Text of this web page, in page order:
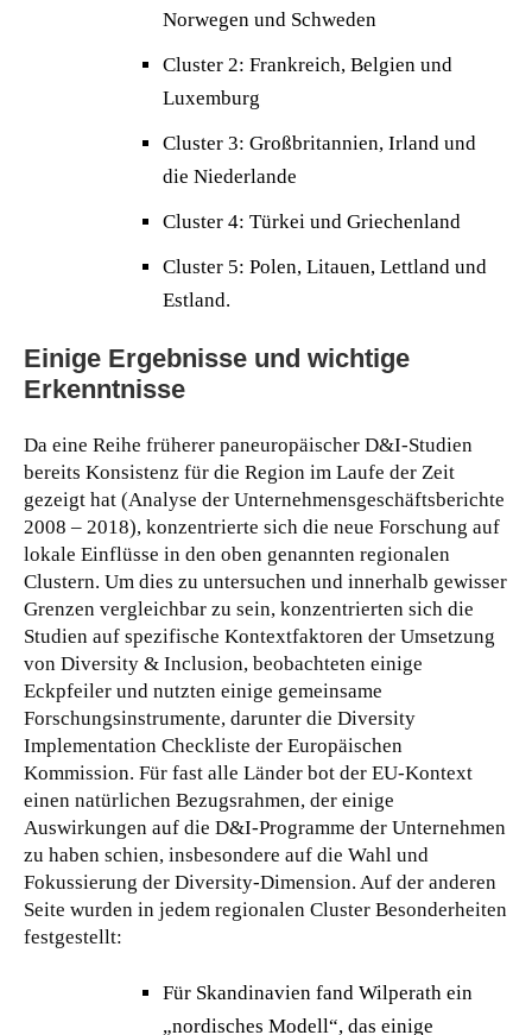
Norwegen und Schweden
Cluster 2: Frankreich, Belgien und
Luxemburg
Cluster 3: Großbritannien, Irland und
die Niederlande
Cluster 4: Türkei und Griechenland
Cluster 5: Polen, Litauen, Lettland und
Estland.
Einige Ergebnisse und wichtige
Erkenntnisse
Da eine Reihe früherer paneuropäischer D&I-Studien
bereits Konsistenz für die Region im Laufe der Zeit
gezeigt hat (Analyse der Unternehmensgeschäftsberichte
2008 – 2018), konzentrierte sich die neue Forschung auf
lokale Einflüsse in den oben genannten regionalen
Clustern. Um dies zu untersuchen und innerhalb gewisser
Grenzen vergleichbar zu sein, konzentrierten sich die
Studien auf spezifische Kontextfaktoren der Umsetzung
von Diversity & Inclusion, beobachteten einige
Eckpfeiler und nutzten einige gemeinsame
Forschungsinstrumente, darunter die Diversity
Implementation Checkliste der Europäischen
Kommission. Für fast alle Länder bot der EU-Kontext
einen natürlichen Bezugsrahmen, der einige
Auswirkungen auf die D&I-Programme der Unternehmen
zu haben schien, insbesondere auf die Wahl und
Fokussierung der Diversity-Dimension. Auf der anderen
Seite wurden in jedem regionalen Cluster Besonderheiten
festgestellt:
Für Skandinavien fand Wilperath ein
„nordisches Modell“, das einige